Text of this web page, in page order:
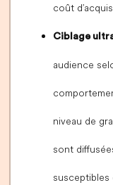
coût
Ciblage
audience
niveau de
sont
susceptibles